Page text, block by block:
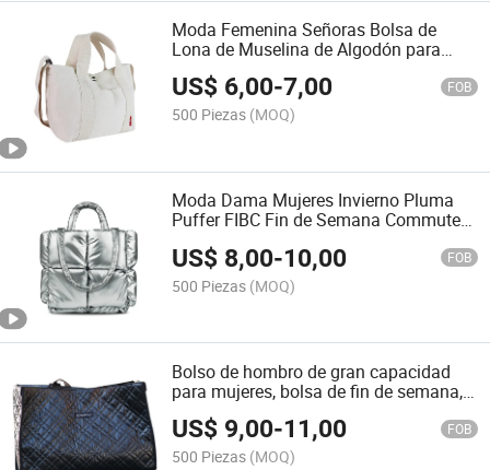
Moda Femenina Señoras Bolsa de
Lona de Muselina de Algodón para
Ocio Compras Tote Bolsa (CY0129)
US$ 6,00-7,00 FOB
500 Piezas (MOQ)
Moda Dama Mujeres Invierno Pluma
Puffer FIBC Fin de Semana Commuter
US$ 8,00-10,00 FOB
500 Piezas (MOQ)
Bolso de hombro de gran capacidad
para mujeres, bolsa de fin de semana,
bolsa de transporte de invierno, puffer
de plumas (CY0133)
US$ 9,00-11,00 FOB
500 Piezas (MOQ)